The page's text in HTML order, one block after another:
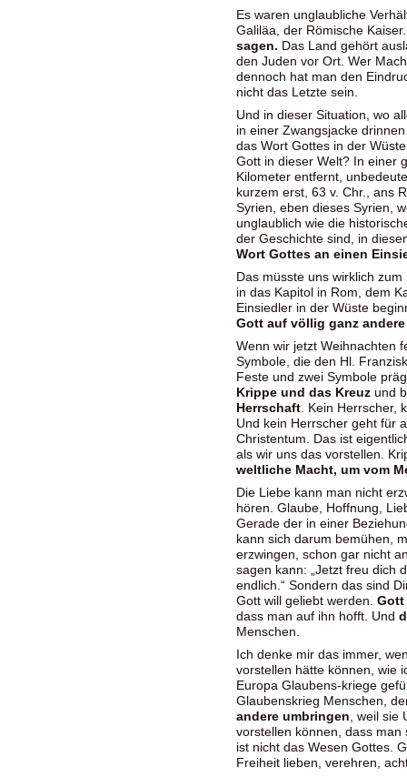
Es waren unglaubliche
Galiläa, der Römische
sagen. Das Land gehört
den Juden vor Ort. Wer
dennoch hat man den
nicht das Letzte sein.
Und in dieser Situation, wo
in einer Zwangsjacke
das Wort Gottes in der
Gott in dieser Welt? In einer
Kilometer entfernt,
kurzem erst, 63 v. Chr., ans
Syrien, eben dieses Syrien,
unglaublich wie die
der Geschichte sind, in
Wort Gottes an einen
Das müsste uns wirklich
in das Kapitol in Rom, dem
Einsiedler in der Wüste
Gott auf völlig ganz
Wenn wir jetzt Weihnachten
Symbole, die den Hl.
Feste und zwei Symbole
Krippe und das Kreuz und
Herrschaft . Kein Herrscher,
Und kein Herrscher geht für
Christentum. Das ist
als wir uns das vorstellen.
weltliche Macht, um vom
Die Liebe kann man nicht
hören. Glaube, Hoffnung,
Gerade der in einer
kann sich darum bemühen,
erzwingen, schon gar nicht
sagen kann: „Jetzt freu dich
endlich.“ Sondern das sind
Gott will geliebt werden. Gott
dass man auf ihn hofft. Und
Menschen.
Ich denke mir das immer,
vorstellen hätte können, wie
Europa Glaubens-kriege
Glaubenskrieg Menschen,
andere umbringen , weil
vorstellen können, dass
ist nicht das Wesen Gottes.
Freiheit lieben, verehren,